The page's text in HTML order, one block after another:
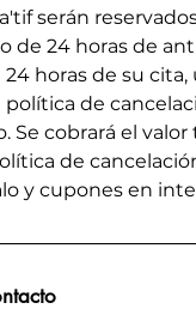
serán
de 24 horas de
horas de su
de
Se cobrará el
de
y cupones en